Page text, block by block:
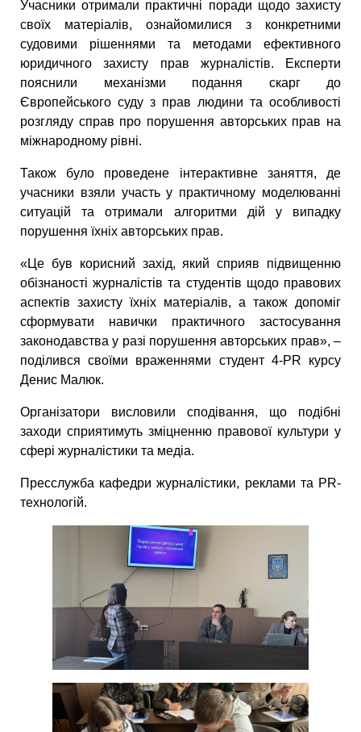
Учасники отримали практичні поради щодо захисту
своїх матеріалів, ознайомилися з конкретними
судовими рішеннями та методами ефективного
юридичного захисту прав журналістів. Експерти
пояснили механізми подання скарг до
Європейського суду з прав людини та особливості
розгляду справ про порушення авторських прав на
міжнародному рівні.
Також було проведене інтерактивне заняття, де
учасники взяли участь у практичному моделюванні
ситуацій та отримали алгоритми дій у випадку
порушення їхніх авторських прав.
«Це був корисний захід, який сприяв підвищенню
обізнаності журналістів та студентів щодо правових
аспектів захисту їхніх матеріалів, а також допоміг
сформувати навички практичного застосування
законодавства у разі порушення авторських прав», –
поділився своїми враженнями студент 4-PR курсу
Денис Малюк.
Організатори висловили сподівання, що подібні
заходи сприятимуть зміцненню правової культури у
сфері журналістики та медіа.
Пресслужба кафедри журналістики, реклами та PR-
технологій.